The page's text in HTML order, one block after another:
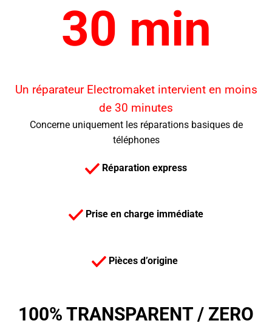
30 min
Un réparateur Electromaket intervient en moins
de 30 minutes
Concerne uniquement les réparations basiques de
téléphones
Réparation express
Prise en charge immédiate
Pièces d’origine
100% TRANSPARENT / ZERO